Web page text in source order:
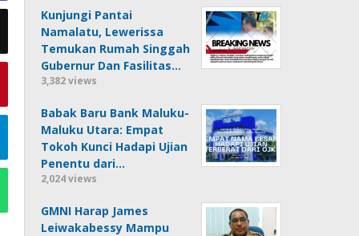
Kunjungi Pantai
Namalatu, Lewerissa
Temukan Rumah Singgah
Gubernur Dan Fasilitas…
3,382 views
Babak Baru Bank Maluku-
Maluku Utara: Empat
Tokoh Kunci Hadapi Ujian
Penentu dari…
2,024 views
GMNI Harap James
Leiwakabessy Mampu